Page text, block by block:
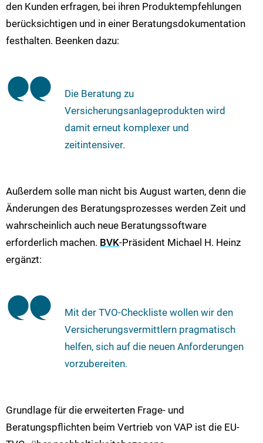
den Kunden erfragen, bei ihren Produktempfehlungen
berücksichtigen und in einer Beratungsdokumentation
festhalten. Beenken dazu:
Die Beratung zu
Versicherungsanlageprodukten wird
damit erneut komplexer und
zeitintensiver.
Außerdem solle man nicht bis August warten, denn die
Änderungen des Beratungsprozesses werden Zeit und
wahrscheinlich auch neue Beratungssoftware
erforderlich machen. BVK-Präsident Michael H. Heinz
ergänzt:
Mit der TVO-Checkliste wollen wir den
Versicherungsvermittlern pragmatisch
helfen, sich auf die neuen Anforderungen
vorzubereiten.
Grundlage für die erweiterten Frage- und
Beratungspflichten beim Vertrieb von VAP ist die EU-